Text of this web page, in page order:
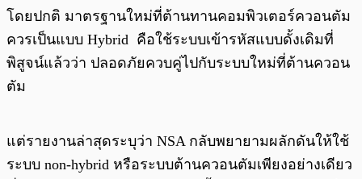
โดยปกติ มาตรฐานใหม่ที่ต้านทานคอมพิวเตอร์ควอนตัม
ควรเป็นแบบ Hybrid คือใช้ระบบเข้ารหัสแบบดั้งเดิมที่
พิสูจน์แล้วว่า ปลอดภัยควบคู่ไปกับระบบใหม่ที่ต้านควอน
ตัม
แต่รายงานล่าสุดระบุว่า NSA กลับพยายามผลักดันให้ใช้
ระบบ non-hybrid หรือระบบต้านควอนตัมเพียงอย่างเดียว